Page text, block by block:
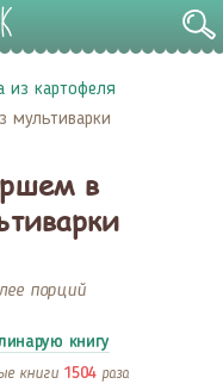
из картофеля
мультиварки
в
порций
книгу
книги 1504 раза